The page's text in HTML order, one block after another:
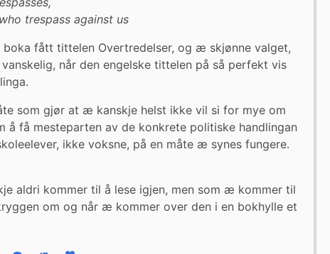
trespass against us
boka fått tittelen Overtredelser, og æ skjønne valget,
når den engelske tittelen på så perfekt vis
som gjør at æ kanskje helst ikke vil si for mye om
å få mesteparten av de konkrete politiske handlingan
ikke voksne, på en måte æ synes fungere.
aldri kommer til å lese igjen, men som æ kommer til
om og når æ kommer over den i en bokhylle et